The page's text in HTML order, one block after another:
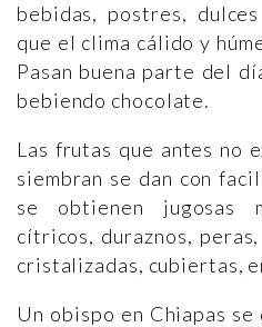
bebidas, postres,
que el clima cálido y
Pasan buena parte del
bebiendo chocolate.
Las frutas que antes no
siembran se dan con
se obtienen jugosas
cítricos, duraznos,
cristalizadas, cubiertas,
Un obispo en Chiapas